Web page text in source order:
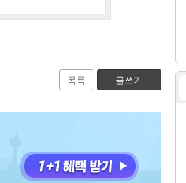
목록 글쓰기